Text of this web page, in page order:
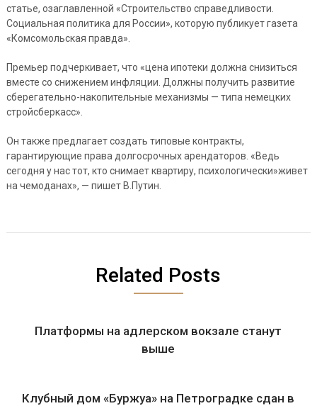
статье, озаглавленной «Строительство справедливости.
Социальная политика для России», которую публикует газета
«Комсомольская правда».
Премьер подчеркивает, что «цена ипотеки должна снизиться
вместе со снижением инфляции. Должны получить развитие
сберегательно-накопительные механизмы — типа немецких
стройсберкасс».
Он также предлагает создать типовые контракты,
гарантирующие права долгосрочных арендаторов. «Ведь
сегодня у нас тот, кто снимает квартиру, психологически»живет
на чемоданах», — пишет В.Путин.
Related Posts
Платформы на адлерском вокзале станут
выше
Клубный дом «Буржуа» на Петроградке сдан в